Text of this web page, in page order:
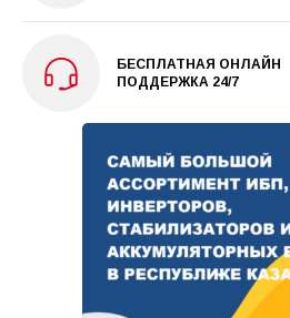
БЕСПЛАТНАЯ ОНЛАЙН
ПОДДЕРЖКА 24/7